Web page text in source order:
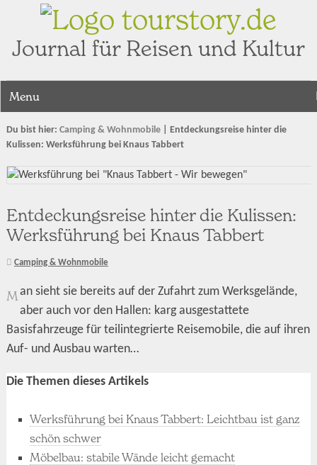
tourstory.de
Journal für Reisen und Kultur
Menu
Du bist hier: Camping & Wohnmobile| Entdeckungsreise hinter die
Kulissen: Werksführung bei Knaus Tabbert
Entdeckungsreise hinter die Kulissen:
Werksführung bei Knaus Tabbert
Camping & Wohnmobile
M an sieht sie bereits auf der Zufahrt zum Werksgelände,
aber auch vor den Hallen: karg ausgestattete
Basisfahrzeuge für teilintegrierte Reisemobile, die auf ihren
Auf- und Ausbau warten…
Die Themen dieses Artikels
Werksführung bei Knaus Tabbert: Leichtbau ist ganz
schön schwer
Möbelbau: stabile Wände leicht gemacht